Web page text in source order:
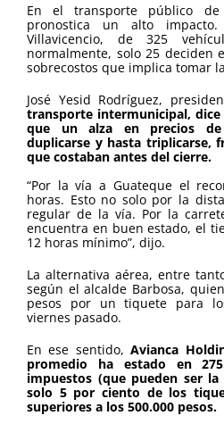
En el transporte público de
pronostica un alto
Villavicencio, de 325
normalmente, solo 25 deciden
sobrecostos que implica tomar
José Yesid Rodríguez,
transporte intermunicipal,
que un alza en precios de
duplicarse y hasta triplicarse,
que costaban antes del cierre.
“Por la vía a Guateque el
horas. Esto no solo por la
regular de la vía. Por la
encuentra en buen estado, el
12 horas mínimo”, dijo.
La alternativa aérea, entre
según el alcalde Barbosa,
pesos por un tiquete para
viernes pasado.
En ese sentido,Avianca
promedio ha estado en
impuestos (que pueden ser
solo 5 por ciento de los
superiores a los 500.000 pesos.